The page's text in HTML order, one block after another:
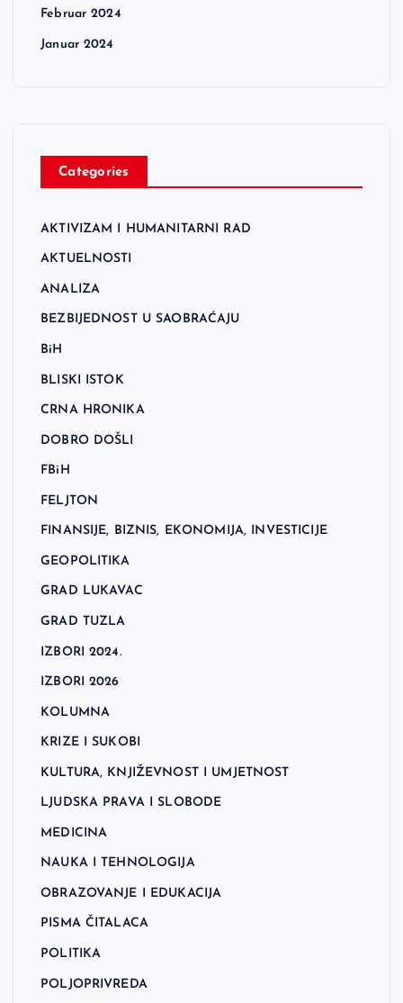
Februar 2024
Januar 2024
Categories
AKTIVIZAM I HUMANITARNI RAD
AKTUELNOSTI
ANALIZA
BEZBIJEDNOST U SAOBRAĆAJU
BiH
BLISKI ISTOK
CRNA HRONIKA
DOBRO DOŠLI
FBiH
FELJTON
FINANSIJE, BIZNIS, EKONOMIJA, INVESTICIJE
GEOPOLITIKA
GRAD LUKAVAC
GRAD TUZLA
IZBORI 2024.
IZBORI 2026
KOLUMNA
KRIZE I SUKOBI
KULTURA, KNJIŽEVNOST I UMJETNOST
LJUDSKA PRAVA I SLOBODE
MEDICINA
NAUKA I TEHNOLOGIJA
OBRAZOVANJE I EDUKACIJA
PISMA ČITALACA
POLITIKA
POLJOPRIVREDA